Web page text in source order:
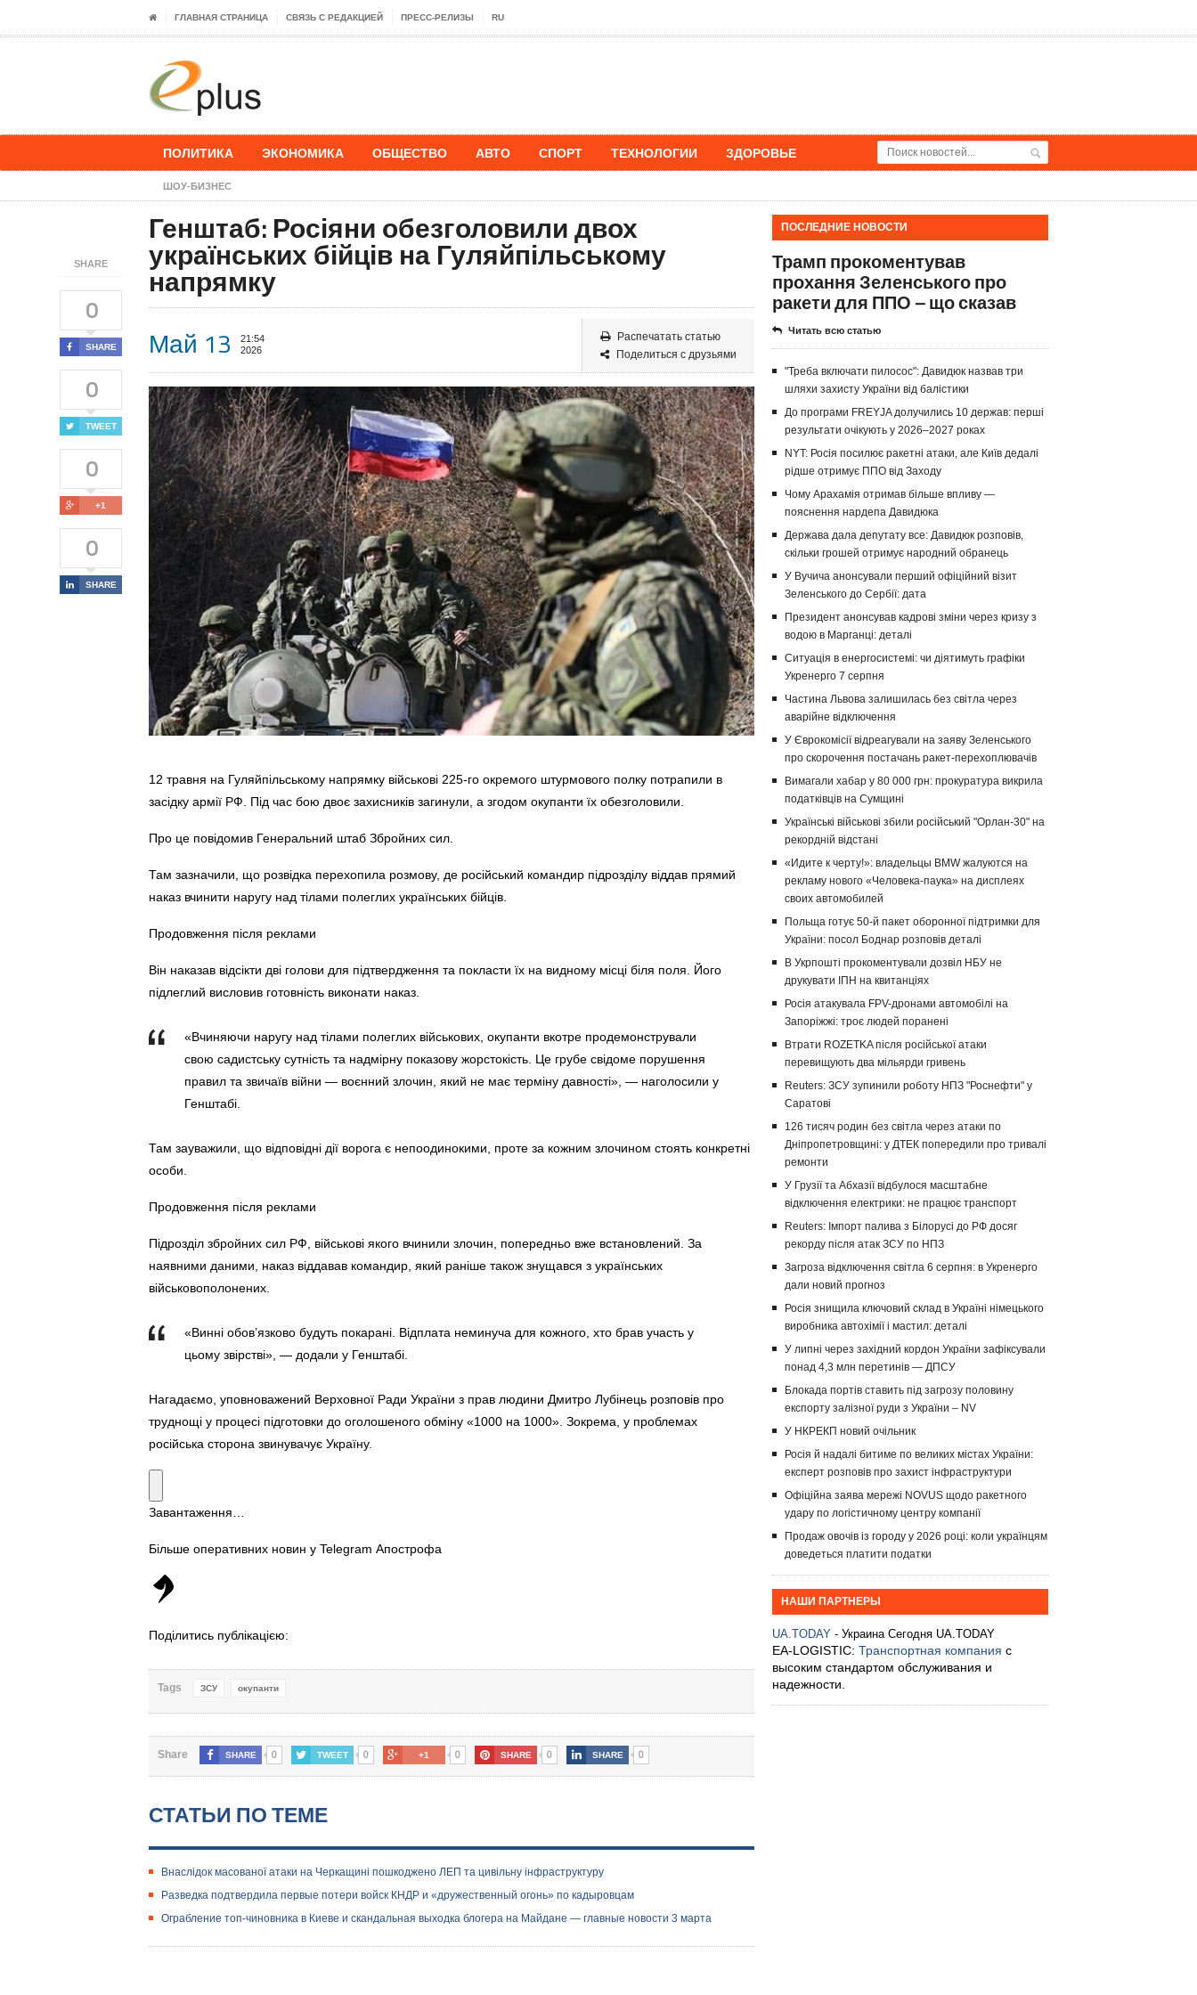
ГЛАВНАЯ СТРАНИЦА СВЯЗЬ С РЕДАКЦИЕЙ ПРЕСС-РЕЛИЗЫ RU
ПОЛИТИКА ЭКОНОМИКА ОБЩЕСТВО АВТО СПОРТ ТЕХНОЛОГИИ ЗДОРОВЬЕ
ШОУ-БИЗНЕС
SHARE
0
SHARE
0
TWEET
0
+1
0
SHARE
Генштаб: Росіяни обезголовили двох
українських бійців на Гуляйпільському
напрямку
Май 13
21:54
2026
Распечатать статью
Поделиться с друзьями
12 травня на Гуляйпільському напрямку військові 225-го окремого штурмового полку потрапили в
засідку армії РФ. Під час бою двоє захисників загинули, а згодом окупанти їх обезголовили.
Про це повідомив Генеральний штаб Збройних сил.
Там зазначили, що розвідка перехопила розмову, де російський командир підрозділу віддав прямий
наказ вчинити наругу над тілами полеглих українських бійців.
Продовження після реклами
Він наказав відсікти дві голови для підтвердження та покласти їх на видному місці біля поля. Його
підлеглий висловив готовність виконати наказ.
«Вчиняючи наругу над тілами полеглих військових, окупанти вкотре продемонстрували
свою садистську сутність та надмірну показову жорстокість. Це грубе свідоме порушення
правил та звичаїв війни — воєнний злочин, який не має терміну давності», — наголосили у
Генштабі.
Там зауважили, що відповідні дії ворога є непоодинокими, проте за кожним злочином стоять конкретні
особи.
Продовження після реклами
Підрозділ збройних сил РФ, військові якого вчинили злочин, попередньо вже встановлений. За
наявними даними, наказ віддавав командир, який раніше також знущався з українських
військовополонених.
«Винні обов’язково будуть покарані. Відплата неминуча для кожного, хто брав участь у
цьому звірстві», — додали у Генштабі.
Нагадаємо, уповноважений Верховної Ради України з прав людини Дмитро Лубінець розповів про
труднощі у процесі підготовки до оголошеного обміну «1000 на 1000». Зокрема, у проблемах
російська сторона звинувачує Україну.
Завантаження…
Більше оперативних новин у Telegram Апострофа
Поділитись публікацією:
Tags ЗСУ окупанти
Share SHARE 0 TWEET 0 +1 0 SHARE 0 SHARE 0
СТАТЬИ ПО ТЕМЕ
Внаслідок масованої атаки на Черкащині пошкоджено ЛЕП та цивільну інфраструктуру
Разведка подтвердила первые потери войск КНДР и «дружественный огонь» по кадыровцам
Ограбление топ-чиновника в Киеве и скандальная выходка блогера на Майдане — главные новости 3 марта
ПОСЛЕДНИЕ НОВОСТИ
Трамп прокоментував
прохання Зеленського про
ракети для ППО – що сказав
Читать всю статью
"Треба включати пилосос": Давидюк назвав три
шляхи захисту України від балістики
До програми FREYJA долучились 10 держав: перші
результати очікують у 2026–2027 роках
NYT: Росія посилює ракетні атаки, але Київ дедалі
рідше отримує ППО від Заходу
Чому Арахамія отримав більше впливу —
пояснення нардепа Давидюка
Держава дала депутату все: Давидюк розповів,
скільки грошей отримує народний обранець
У Вучича анонсували перший офіційний візит
Зеленського до Сербії: дата
Президент анонсував кадрові зміни через кризу з
водою в Марганці: деталі
Ситуація в енергосистемі: чи діятимуть графіки
Укренерго 7 серпня
Частина Львова залишилась без світла через
аварійне відключення
У Єврокомісії відреагували на заяву Зеленського
про скорочення постачань ракет-перехоплювачів
Вимагали хабар у 80 000 грн: прокуратура викрила
податківців на Сумщині
Українські військові збили російський "Орлан-30" на
рекордній відстані
«Идите к черту!»: владельцы BMW жалуются на
рекламу нового «Человека-паука» на дисплеях
своих автомобилей
Польща готує 50-й пакет оборонної підтримки для
України: посол Боднар розповів деталі
В Укрпошті прокоментували дозвіл НБУ не
друкувати ІПН на квитанціях
Росія атакувала FPV-дронами автомобілі на
Запоріжжі: троє людей поранені
Втрати ROZETKA після російської атаки
перевищують два мільярди гривень
Reuters: ЗСУ зупинили роботу НПЗ "Роснефти" у
Саратові
126 тисяч родин без світла через атаки по
Дніпропетровщині: у ДТЕК попередили про тривалі
ремонти
У Грузії та Абхазії відбулося масштабне
відключення електрики: не працює транспорт
Reuters: Імпорт палива з Білорусі до РФ досяг
рекорду після атак ЗСУ по НПЗ
Загроза відключення світла 6 серпня: в Укренерго
дали новий прогноз
Росія знищила ключовий склад в Україні німецького
виробника автохімії і мастил: деталі
У липні через західний кордон України зафіксували
понад 4,3 млн перетинів — ДПСУ
Блокада портів ставить під загрозу половину
експорту залізної руди з України – NV
У НКРЕКП новий очільник
Росія й надалі битиме по великих містах України:
експерт розповів про захист інфраструктури
Офіційна заява мережі NOVUS щодо ракетного
удару по логістичному центру компанії
Продаж овочів із городу у 2026 році: коли українцям
доведеться платити податки
НАШИ ПАРТНЕРЫ
UA.TODAY - Украина Сегодня UA.TODAY
EA-LOGISTIC: Транспортная компания с
высоким стандартом обслуживания и
надежности.